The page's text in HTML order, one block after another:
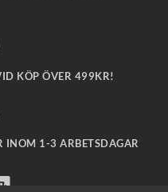
KÖP ÖVER 499KR!
INOM 1-3 ARBETSDAGAR